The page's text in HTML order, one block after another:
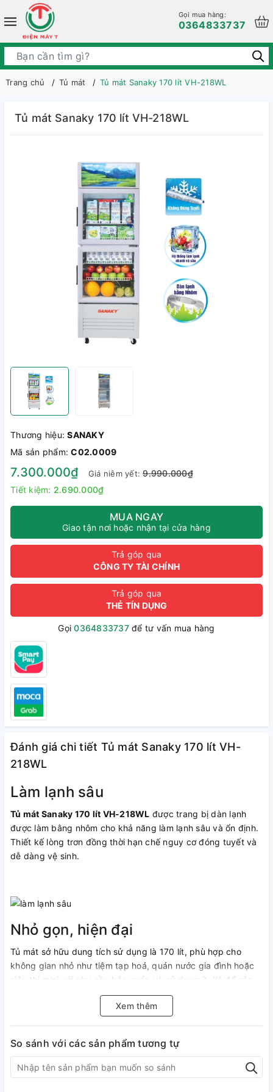
Gọi mua hàng:
0364833737
Trang chủ Tủ mát Tủ mát Sanaky 170 lít VH-218WL
Tủ mát Sanaky 170 lít VH-218WL
Thương hiệu:SANAKY
Mã sản phẩm:C02.0009
7.300.000₫ Giá niêm yết:9.990.000₫
Tiết kiệm: 2.690.000₫
MUA NGAY
Giao tận nơi hoặc nhận tại cửa hàng
Trả góp qua
CÔNG TY TÀI CHÍNH
Trả góp qua
THẺ TÍN DỤNG
Gọi0364833737để tư vấn mua hàng
Đánh giá chi tiết Tủ mát Sanaky 170 lít VH-
218WL
Làm lạnh sâu
Tủ mát Sanaky 170 lít VH-218WL được trang bị dàn lạnh
được làm bằng nhôm cho khả năng làm lạnh sâu và ổn định.
Thiết kế lòng trơn đồng thời hạn chế nguy cơ đóng tuyết và
dễ dàng vệ sinh.
Nhỏ gọn, hiện đại
Tủ mát sở hữu dung tích sử dụng là 170 lít, phù hợp cho
không gian nhỏ như tiệm tạp hoá, quán nước gia đình hoặc
siêu thị mini với nhu cầu bảo quản và sử dụng ít. Kệ để sản
phẩm có thể di chuyển, tiện lợi cho người dùng tự do sắp
Giữ nhiệt tốt
Tủ mát Sanaky 170 lít VH-218WL có thiết kế dạng tủ đứng
Xem thêm
So sánh với các sản phẩm tương tự